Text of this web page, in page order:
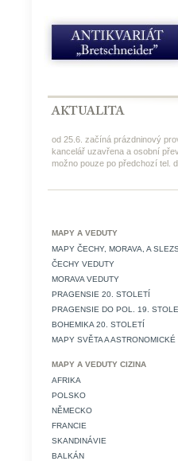
od 25.6. začíná prázdninový
kancelář uzavřena a osobní
možno pouze po předchozí tel.
MAPY A VEDUTY
MAPY ČECHY, MORAVA, A
ČECHY VEDUTY
MORAVA VEDUTY
PRAGENSIE 20. STOLETÍ
PRAGENSIE DO POL. 19.
BOHEMIKA 20. STOLETÍ
MAPY SVĚTA A ASTRONOMICKÉ
MAPY A VEDUTY CIZINA
AFRIKA
POLSKO
NĚMECKO
FRANCIE
SKANDINÁVIE
BALKÁN